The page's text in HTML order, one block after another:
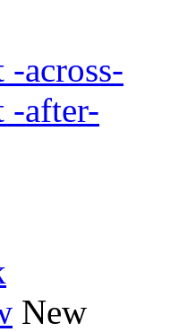
across-
-after-
New